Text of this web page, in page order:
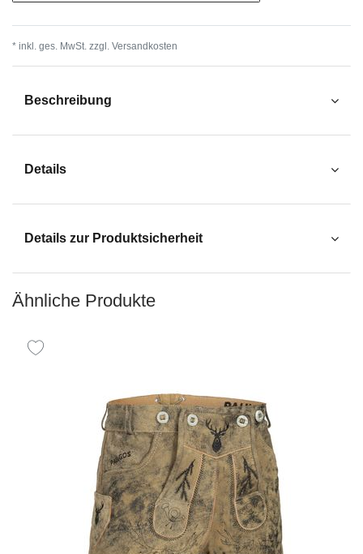
* inkl. ges. MwSt. zzgl. Versandkosten
Beschreibung
Details
Details zur Produktsicherheit
Ähnliche Produkte